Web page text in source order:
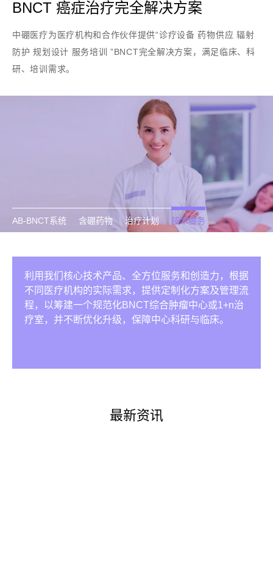
BNCT 癌症治疗完全解决方案
中硼医疗为医疗机构和合作伙伴提供“诊疗设备 药物供应 辐射
防护 规划设计 服务培训 ”BNCT完全解决方案，满足临床、科
研、培训需求。
AB-BNCT系统 含硼药物 治疗计划 技术服务
加速器BNCT硬件系统包括：加速器中子源、剂量监
测、射束缓速体、控制系统及相关配套在内的成套方
案和产品，输出高品质中子束流，达到临床理想治疗
深度。
自主开发的氨基酸小分子含硼治疗药物BPA及其成对
PET诊断药物18F-BPA，满足科研临床所需；不断构
建新一代特异性硼药管线，支持临床应用拓展和创新
平台深入开发。
BNCT专用治疗计划系统，高精度高运算速度，无缝
接轨传统放疗系统，支持云端运算和远程指导，无忧
开展临床工作。
利用我们核心技术产品、全方位服务和创造力，根据
不同医疗机构的实际需求，提供定制化方案及管理流
程，以筹建一个规范化BNCT综合肿瘤中心或1+n治
疗室，并不断优化升级，保障中心科研与临床。
最新资讯